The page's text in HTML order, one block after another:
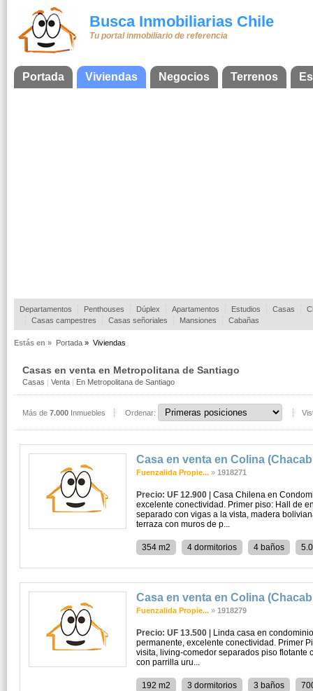
Busca Inmobiliarias Chile
Tu portal inmobiliario de referencia
Portada Viviendas Negocios Terrenos
Departamentos Penthouses Dúplex Apartamentos Estudios Casas
Casas campestres
Casas señoriales Mansiones Cabañas
Estás en » Portada » Viviendas
Casas en venta en Metropolitana de Santiago
Casas | Venta | En Metropolitana de Santiago
Más de 7.000 Inmuebles Ordenar:
Casa en venta en Colina
Fuenzalida Propie... » 1918271
Precio: UF 12.900 | Casa Chilena en
excelente conectividad. Primer piso: Hall de
separado con vigas a la vista, madera
terraza con muros de p...
354 m2 4 dormitorios 4 baños
Casa en venta en Colina
Fuenzalida Propie... » 1918279
Precio: UF 13.500 | Linda casa en
permanente, excelente conectividad. Primer
visita, living-comedor separados piso flotante
con parrilla uru...
192 m2 3 dormitorios 3 baños